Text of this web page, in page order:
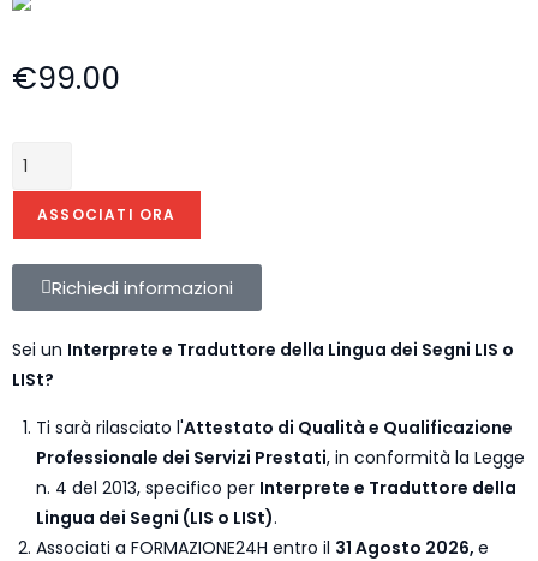
€99.00
ASSOCIATI ORA
Richiedi informazioni
Sei un Interprete e Traduttore della Lingua dei Segni LIS o
LISt?
Ti sarà rilasciato l'Attestato di Qualità e Qualificazione
Professionale dei Servizi Prestati, in conformità la Legge
n. 4 del 2013, specifico per Interprete e Traduttore della
Lingua dei Segni (LIS o LISt).
Associati a FORMAZIONE24H entro il 31 Agosto 2026, e